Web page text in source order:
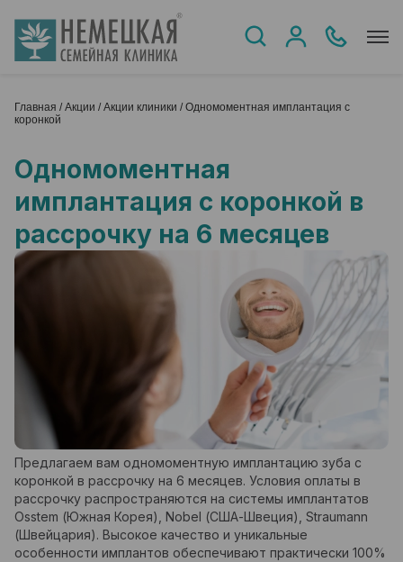
Главная / Акции / Акции клиники /Одномоментная имплантация с
коронкой
Одномоментная
имплантация с коронкой в
рассрочку на 6 месяцев
Предлагаем вам одномоментную имплантацию зуба с
коронкой в рассрочку на 6 месяцев. Условия оплаты в
рассрочку распространяются на системы имплантатов
Osstem (Южная Корея), Nobel (США-Швеция), Straumann
(Швейцария). Высокое качество и уникальные
особенности имплантов обеспечивают практически 100%